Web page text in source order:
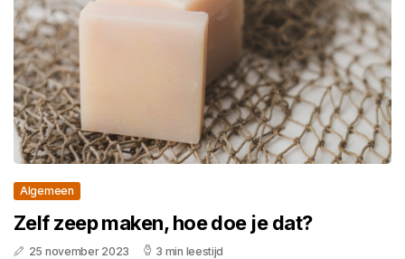
Algemeen
Zelf zeep maken, hoe doe je dat?
25 november 2023 3 min leestijd